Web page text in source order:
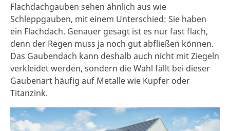
Flachdachgauben sehen ähnlich aus wie
Schleppgauben, mit einem Unterschied: Sie haben
ein Flachdach. Genauer gesagt ist es nur fast flach,
denn der Regen muss ja noch gut abfließen können.
Das Gaubendach kann deshalb auch nicht mit Ziegeln
verkleidet werden, sondern die Wahl fällt bei dieser
Gaubenart häufig auf Metalle wie Kupfer oder
Titanzink.